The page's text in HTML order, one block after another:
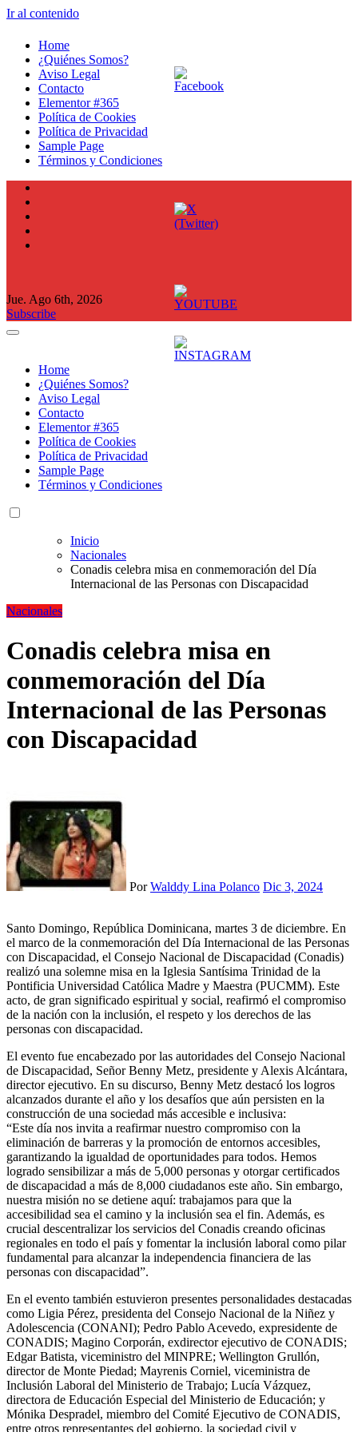
Ir al contenido
Home
¿Quiénes Somos?
Aviso Legal
Contacto
Elementor #365
Política de Cookies
Política de Privacidad
Sample Page
Términos y Condiciones
Jue. Ago 6th, 2026
Subscribe
Home
¿Quiénes Somos?
Aviso Legal
Contacto
Elementor #365
Política de Cookies
Política de Privacidad
Sample Page
Términos y Condiciones
Inicio
Nacionales
Conadis celebra misa en conmemoración del Día
Internacional de las Personas con Discapacidad
Nacionales
Conadis celebra misa en
conmemoración del Día
Internacional de las Personas
con Discapacidad
PorWalddy Lina Polanco Dic 3, 2024
Santo Domingo, República Dominicana, martes 3 de diciembre. En
el marco de la conmemoración del Día Internacional de las Personas
con Discapacidad, el Consejo Nacional de Discapacidad (Conadis)
realizó una solemne misa en la Iglesia Santísima Trinidad de la
Pontificia Universidad Católica Madre y Maestra (PUCMM). Este
acto, de gran significado espiritual y social, reafirmó el compromiso
de la nación con la inclusión, el respeto y los derechos de las
personas con discapacidad.
El evento fue encabezado por las autoridades del Consejo Nacional
de Discapacidad, Señor Benny Metz, presidente y Alexis Alcántara,
director ejecutivo. En su discurso, Benny Metz destacó los logros
alcanzados durante el año y los desafíos que aún persisten en la
construcción de una sociedad más accesible e inclusiva:
“Este día nos invita a reafirmar nuestro compromiso con la
eliminación de barreras y la promoción de entornos accesibles,
garantizando la igualdad de oportunidades para todos. Hemos
logrado sensibilizar a más de 5,000 personas y otorgar certificados
de discapacidad a más de 8,000 ciudadanos este año. Sin embargo,
nuestra misión no se detiene aquí: trabajamos para que la
accesibilidad sea el camino y la inclusión sea el fin. Además, es
crucial descentralizar los servicios del Conadis creando oficinas
regionales en todo el país y fomentar la inclusión laboral como pilar
fundamental para alcanzar la independencia financiera de las
personas con discapacidad”.
En el evento también estuvieron presentes personalidades destacadas
como Ligia Pérez, presidenta del Consejo Nacional de la Niñez y
Adolescencia (CONANI); Pedro Pablo Acevedo, expresidente de
CONADIS; Magino Corporán, exdirector ejecutivo de CONADIS;
Edgar Batista, viceministro del MINPRE; Wellington Grullón,
director de Monte Piedad; Mayrenis Corniel, viceministra de
Inclusión Laboral del Ministerio de Trabajo; Lucía Vázquez,
directora de Educación Especial del Ministerio de Educación; y
Mónika Despradel, miembro del Comité Ejecutivo de CONADIS,
entre otros representantes del gobierno, la sociedad civil y